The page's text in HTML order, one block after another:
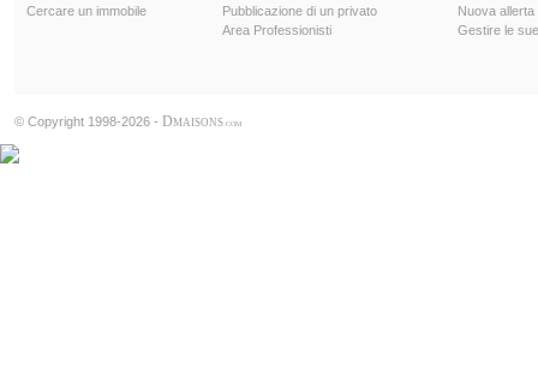
Cercare un immobile
Pubblicazione di un privato
Area Professionisti
Nuova allerta
Gestire le
© Copyright 1998-2026 - DMAISONS .COM